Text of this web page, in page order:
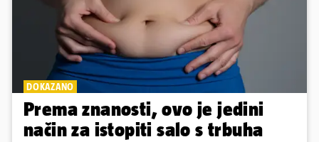
DOKAZANO
Prema znanosti, ovo je jedini
način za istopiti salo s trbuha